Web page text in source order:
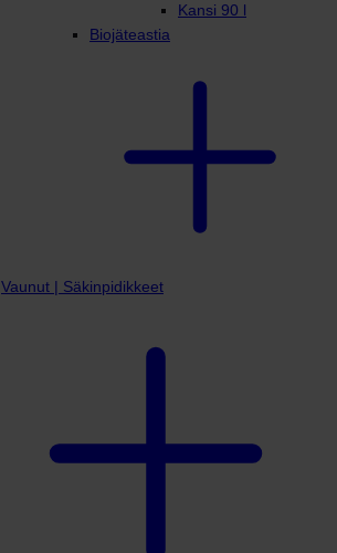
Kansi 90 l
Biojäteastia
Vaunut | Säkinpidikkeet